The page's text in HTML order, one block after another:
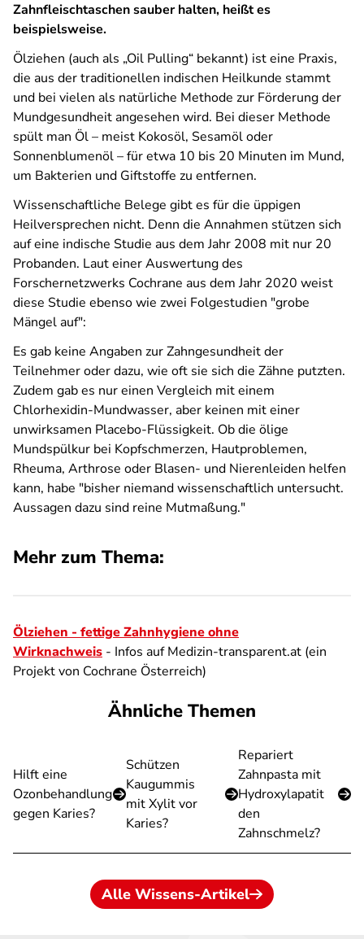
Zahnfleischtaschen sauber halten, heißt es
beispielsweise.
Ölziehen (auch als „Oil Pulling“ bekannt) ist eine Praxis,
die aus der traditionellen indischen Heilkunde stammt
und bei vielen als natürliche Methode zur Förderung der
Mundgesundheit angesehen wird. Bei dieser Methode
spült man Öl – meist Kokosöl, Sesamöl oder
Sonnenblumenöl – für etwa 10 bis 20 Minuten im Mund,
um Bakterien und Giftstoffe zu entfernen.
Wissenschaftliche Belege gibt es für die üppigen
Heilversprechen nicht. Denn die Annahmen stützen sich
auf eine indische Studie aus dem Jahr 2008 mit nur 20
Probanden. Laut einer Auswertung des
Forschernetzwerks Cochrane aus dem Jahr 2020 weist
diese Studie ebenso wie zwei Folgestudien "grobe
Mängel auf":
Es gab keine Angaben zur Zahngesundheit der
Teilnehmer oder dazu, wie oft sie sich die Zähne putzten.
Zudem gab es nur einen Vergleich mit einem
Chlorhexidin-Mundwasser, aber keinen mit einer
unwirksamen Placebo-Flüssigkeit. Ob die ölige
Mundspülkur bei Kopfschmerzen, Hautproblemen,
Rheuma, Arthrose oder Blasen- und Nierenleiden helfen
kann, habe "bisher niemand wissenschaftlich untersucht.
Aussagen dazu sind reine Mutmaßung."
Mehr zum Thema:
Ölziehen - fettige Zahnhygiene ohne
Wirknachweis - Infos auf Medizin-transparent.at (ein
Projekt von Cochrane Österreich)
Ähnliche Themen
Hilft eine
Ozonbehandlung
gegen Karies?
Schützen
Kaugummis
mit Xylit vor
Karies?
Repariert
Zahnpasta mit
Hydroxylapatit
den
Zahnschmelz?
Alle Wissens-Artikel